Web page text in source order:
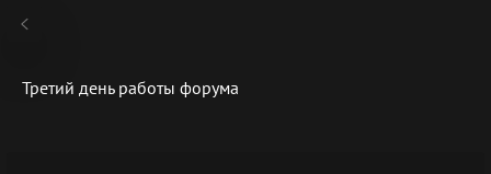
Третий день работы форума